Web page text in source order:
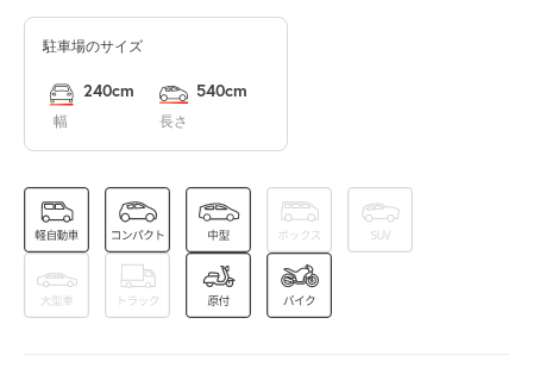
8月14日 (金)
8月15日 (土)
駐車場のサイズ
幅
240cm
長さ
540cm